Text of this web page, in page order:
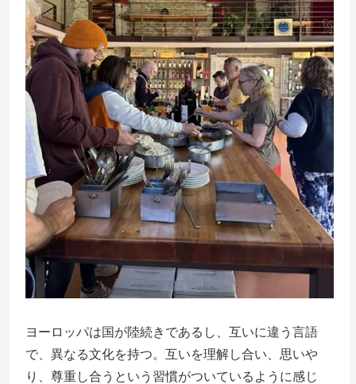
ヨーロッパは国が陸続きであるし、互いに違う言語
で、異なる文化を持つ。互いを理解し合い、思いや
り、尊重し合うという習慣がついているように感じ